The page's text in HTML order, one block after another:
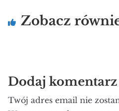
Zobacz
Dodaj komentarz
Twój adres email nie